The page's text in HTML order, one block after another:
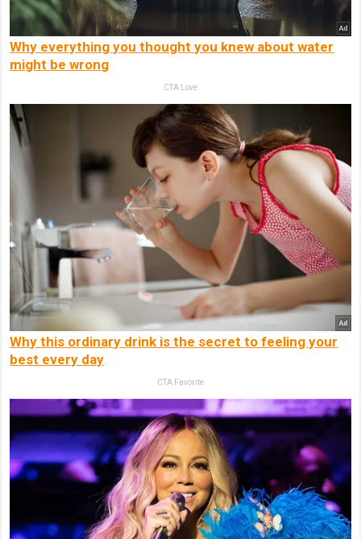
Why everything you thought you knew about water
might be wrong
CTA Love
Why this ordinary drink is the secret to feeling your
best every day
CTA Favorite